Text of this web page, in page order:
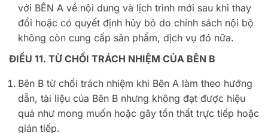
với BÊN A về nội dung và lịch trình mới sau khi thay
đổi hoặc có quyết định hủy bỏ do chính sách nội bộ
không còn cung cấp sản phẩm, dịch vụ đó nữa.
ĐIỀU 11. TỪ CHỐI TRÁCH NHIỆM CỦA BÊN B
Bên B từ chối trách nhiệm khi Bên A làm theo hướng
dẫn, tài liệu của Bên B nhưng không đạt được hiệu
quả như mong muốn hoặc gây tổn thất trực tiếp hoặc
gián tiếp.